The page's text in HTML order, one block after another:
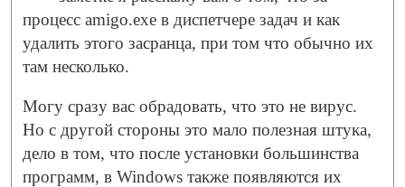
процесс amigo.exe в диспетчере задач и как
удалить этого засранца, при том что обычно их
там несколько.
Могу сразу вас обрадовать, что это не вирус.
Но с другой стороны это мало полезная штука,
дело в том, что после установки большинства
программ, в Windows также появляются их